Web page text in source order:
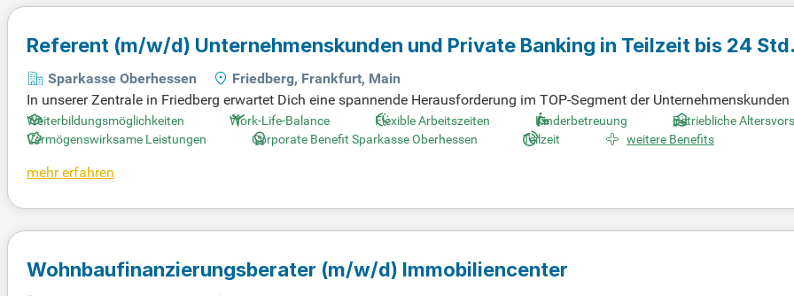
Referent (m/w/d) Unternehmenskunden und Private Banking in Teilzeit bis 24
Sparkasse Oberhessen
Friedberg, Frankfurt, Main
In unserer Zentrale in Friedberg erwartet Dich eine spannende Herausforderung im TOP-Segment der
te Banking. Du gestaltest die Zukunft unserer Bank aktiv mit, indem Du an der Schnittstelle zwischen beiden Bereichen
efragt; du hast die Möglichkeit, Projekte eigenverantwortlich zu entwickeln und umzusetzen. Wenn Du Teil unserer Vision
ngen. Werde jetzt Teil des Teams und exklusiv unsere Sparkasse der Zukunft!
Weiterbildungsmöglichkeiten Work-Life-Balance Flexible Arbeitszeiten Kinderbetreuung
Betriebliche
Vermögenswirksame Leistungen
Corporate Benefit Sparkasse Oberhessen Teilzeit weitere Benefits
mehr erfahren
Wohnbaufinanzierungsberater (m/w/d) Immobiliencenter